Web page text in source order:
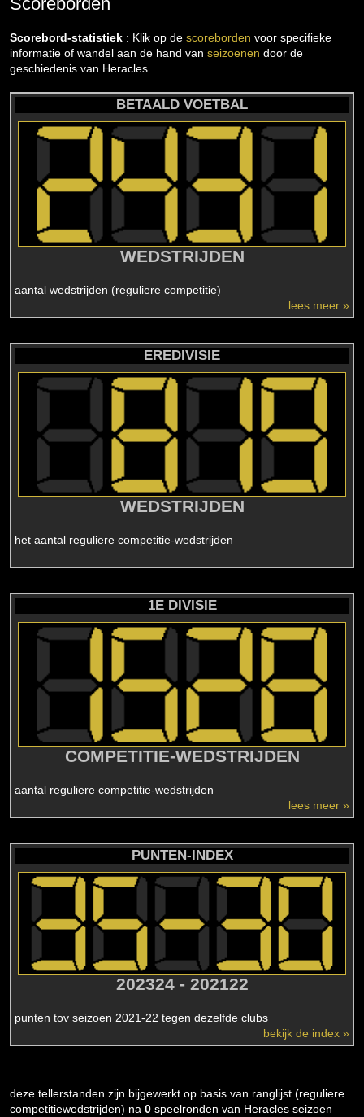
Scorebord-statistiek : Klik op de scoreborden voor specifieke
informatie of wandel aan de hand van seizoenen door de
geschiedenis van Heracles.
BETAALD VOETBAL
WEDSTRIJDEN
aantal wedstrijden (reguliere competitie)
lees meer »
EREDIVISIE
WEDSTRIJDEN
het aantal reguliere competitie-wedstrijden
1E DIVISIE
COMPETITIE-WEDSTRIJDEN
aantal reguliere competitie-wedstrijden
lees meer »
PUNTEN-INDEX
202324 - 202122
punten tov seizoen 2021-22 tegen dezelfde clubs
bekijk de index »
deze tellerstanden zijn bijgewerkt op basis van ranglijst (reguliere
competitiewedstrijden) na 0 speelronden van Heracles seizoen